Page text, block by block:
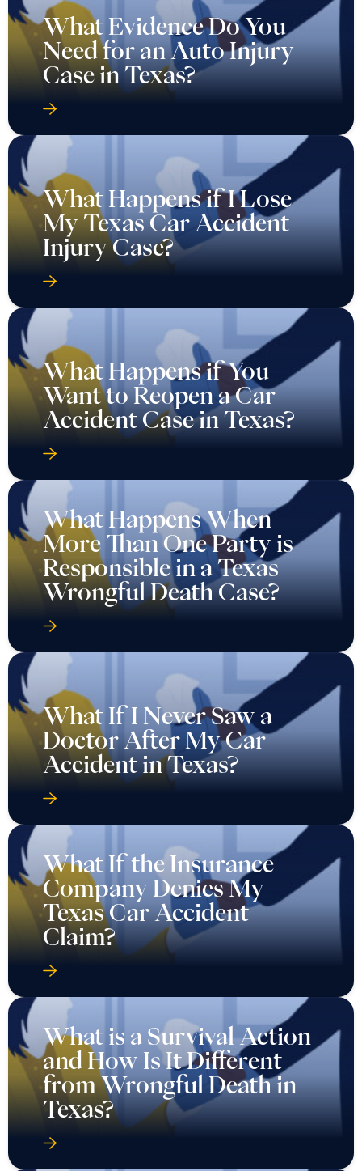
What Evidence Do You
Need for an Auto Injury
Case in Texas?
What Happens if I Lose
My Texas Car Accident
Injury Case?
What Happens if You
Want to Reopen a Car
Accident Case in Texas?
What Happens When
More Than One Party is
Responsible in a Texas
Wrongful Death Case?
What If I Never Saw a
Doctor After My Car
Accident in Texas?
What If the Insurance
Company Denies My
Texas Car Accident
Claim?
What is a Survival Action
and How Is It Different
from Wrongful Death in
Texas?